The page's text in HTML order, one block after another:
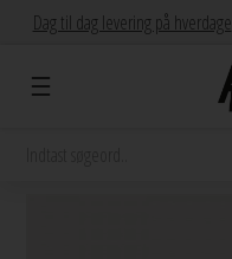
Dag til dag levering på hverdage